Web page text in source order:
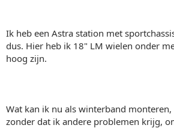
Ik heb een Astra station met
dus. Hier heb ik 18" LM wielen onder
hoog zijn.
Wat kan ik nu als winterband monteren,
zonder dat ik andere problemen krijg,